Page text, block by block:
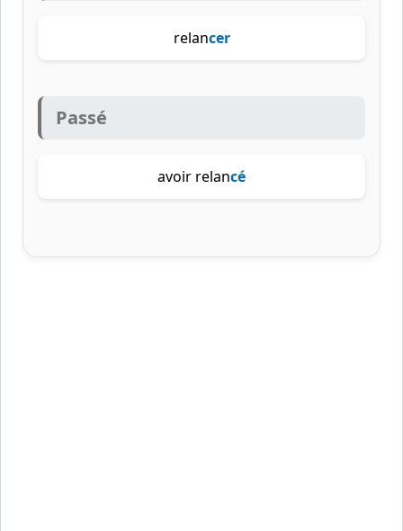
relancer
Passé
avoir relancé